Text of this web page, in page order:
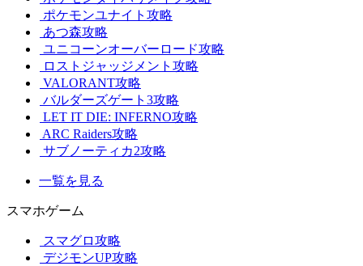
ポケモンユナイト攻略
あつ森攻略
ユニコーンオーバーロード攻略
ロストジャッジメント攻略
VALORANT攻略
バルダーズゲート3攻略
LET IT DIE: INFERNO攻略
ARC Raiders攻略
サブノーティカ2攻略
一覧を見る
スマホゲーム
スマグロ攻略
デジモンUP攻略